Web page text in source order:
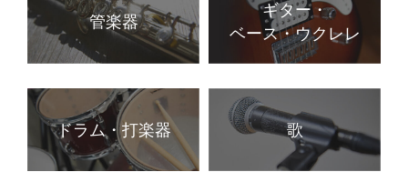
管楽器
ギター・
ベース・ウクレレ
ドラム・打楽器 歌